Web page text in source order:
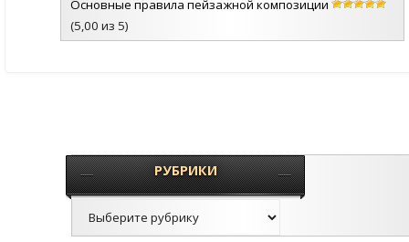
Основные правила пейзажной композиции
(5,00 из 5)
РУБРИКИ